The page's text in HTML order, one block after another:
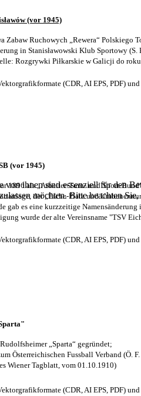
ihnen sind essenziell für den
möchten. Bitte beachten
(vor 1945)
Zabaw Ruchowych „Rewera“ Polskiego
in Stanisławowski Klub Sportowy (S.
Rozgrywki Piłkarskie w Galicji do
(CDR, AI EPS, PDF)
(vor 1945)
1896 als „Arbeiter-Turn- und Sport-
der „Eiche-Platz und
gab es eine kurzzeitige
wurde der alte Vereinsname "TSV
(CDR, AI EPS, PDF)
„Sparta“ gegründet;
Österreichischen Fussball Verband (Ö.
Wiener Tagblatt, vom 01.10.1910)
(CDR, AI EPS, PDF)